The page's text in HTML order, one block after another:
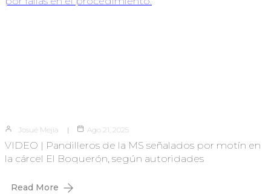
Josué Mejia Ago 21, 2025
VIDEO | Pandilleros de la MS señalados por motín en
la cárcel El Boquerón, según autoridades
Read More